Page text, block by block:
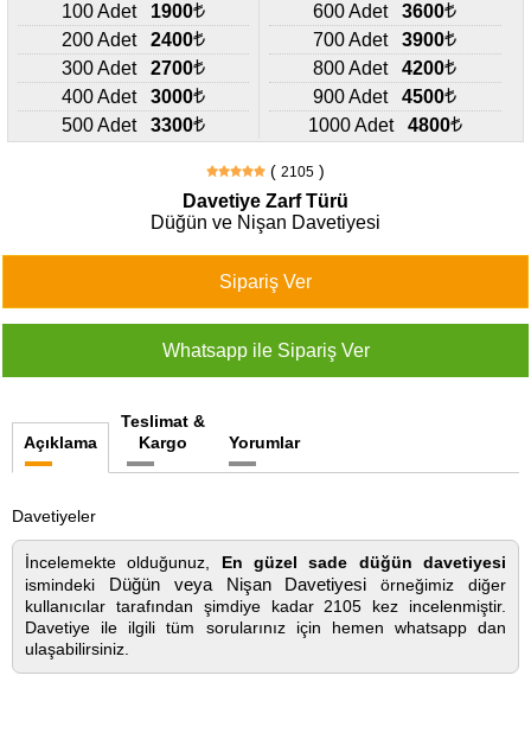
100 Adet
1900
200 Adet
2400
300 Adet
2700
400 Adet
3000
500 Adet
3300
600 Adet
3600
700 Adet
3900
800 Adet
4200
900 Adet
4500
1000 Adet
4800
( 2105 )
Davetiye Zarf Türü
Düğün ve Nişan Davetiyesi
Açıklama
Teslimat &
Kargo
Yorumlar
Davetiyeler
İncelemekte olduğunuz,
En güzel sade düğün davetiyesi
ismindeki Düğün veya Nişan Davetiyesi örneğimiz diğer
kullanıcılar tarafından şimdiye kadar 2105 kez incelenmiştir.
Davetiye ile ilgili tüm sorularınız için hemen whatsapp dan
ulaşabilirsiniz.